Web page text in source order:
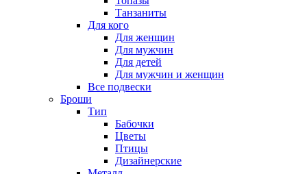
Танзаниты
Для кого
Для женщин
Для мужчин
Для детей
Для мужчин и женщин
Все подвески
Броши
Тип
Бабочки
Цветы
Птицы
Дизайнерские